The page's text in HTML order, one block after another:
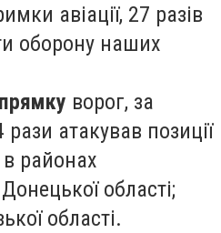
авіації, 27 разів
оборону наших
ворог, за
рази атакував позиції
в районах
області;
області.